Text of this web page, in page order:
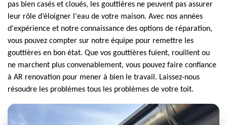
pas bien casés et cloués, les gouttières ne peuvent pas assurer
leur rôle d’éloigner l'eau de votre maison. Avec nos années
d'expérience et notre connaissance des options de réparation,
vous pouvez compter sur notre équipe pour remettre les
gouttières en bon état. Que vos gouttières fuient, rouillent ou
ne marchent plus convenablement, vous pouvez faire confiance
à AR renovation pour mener à bien le travail. Laissez-nous
résoudre les problèmes tous les problèmes de votre toit.